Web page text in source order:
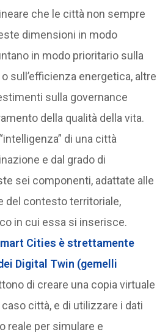
che le città non sempre
dimensioni in modo
in modo prioritario sulla
sull’efficienza energetica, altre
sulla governance
della qualità della vita.
di una città
e dal grado di
sei componenti, adattate alle
del contesto territoriale,
in cui essa si inserisce.
Cities è strettamente
Digital Twin (gemelli
di creare una copia virtuale
città, e di utilizzare i dati
reale per simulare e